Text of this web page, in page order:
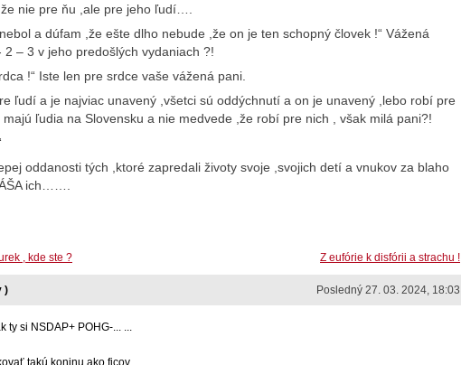
nie pre ňu ,ale pre jeho ľudí….
nebol a dúfam ,že ešte dlho nebude ,že on je ten schopný človek !“ Vážená
2 – 3 v jeho predošlých vydaniach ?!
!“ Iste len pre srdce vaše vážená pani.
ľudí a je najviac unavený ,všetci sú oddýchnutí a on je unavený ,lebo robí pre
majú ľudia na Slovensku a nie medvede ,že robí pre nich , však milá pani?!
oddanosti tých ,ktoré zapredali životy svoje ,svojich detí a vnukov za blaho
ich…….
Z eufórie k disfórii a strachu !
, kde ste ?
Posledný 27. 03. 2024, 18:03
)
ty si NSDAP+ POHG-... ...
takú koninu ako ficov... ...